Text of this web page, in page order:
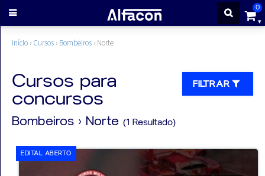
0
ENTRAR
CADASTRE-
SE
Início › Cursos › Bombeiros › Norte
Cursos para
concursos
FILTRAR
Bombeiros › Norte (1 Resultado)
EDITAL ABERTO